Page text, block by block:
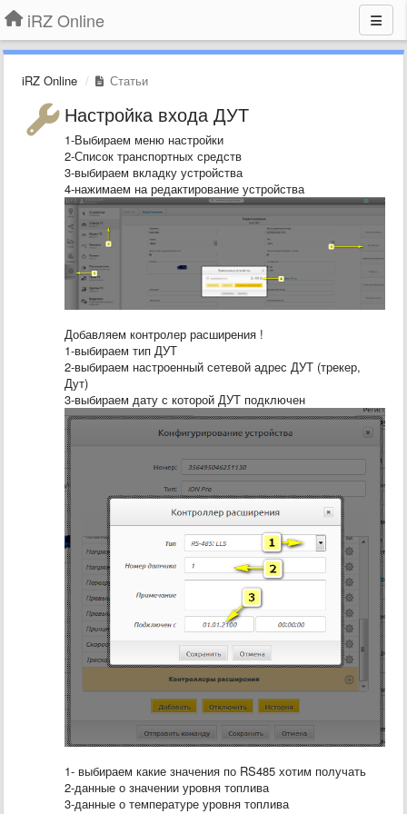
iRZ Online
iRZ Online Статьи
Настройка входа ДУТ
1-Выбираем меню настройки
2-Список транспортных средств
3-выбираем вкладку устройства
4-нажимаем на редактирование устройства
Добавляем контролер расширения !
1-выбираем тип ДУТ
2-выбираем настроенный сетевой адрес ДУТ (трекер,
Дут)
3-выбираем дату с которой ДУТ подключен
1- выбираем какие значения по RS485 хотим получать
2-данные о значении уровня топлива
3-данные о температуре уровня топлива